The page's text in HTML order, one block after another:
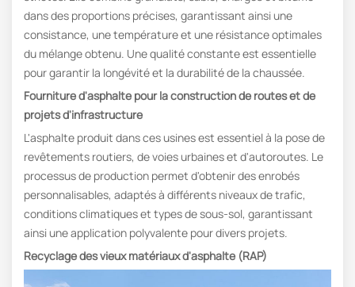
dans des proportions précises, garantissant ainsi une
consistance, une température et une résistance optimales
du mélange obtenu. Une qualité constante est essentielle
pour garantir la longévité et la durabilité de la chaussée.
Fourniture d'asphalte pour la construction de routes et de
projets d'infrastructure
L'asphalte produit dans ces usines est essentiel à la pose de
revêtements routiers, de voies urbaines et d'autoroutes. Le
processus de production permet d'obtenir des enrobés
personnalisables, adaptés à différents niveaux de trafic,
conditions climatiques et types de sous-sol, garantissant
ainsi une application polyvalente pour divers projets.
Recyclage des vieux matériaux d'asphalte (RAP)